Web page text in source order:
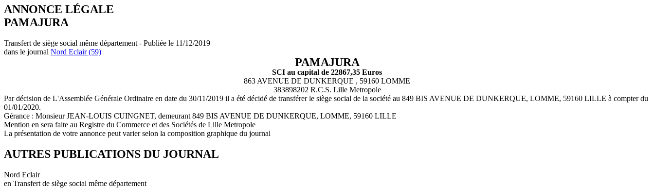
ANNONCE LÉGALE
PAMAJURA
Transfert de siège social même département - Publiée le 11/12/2019
dans le journal Nord Eclair (59)
PAMAJURA
SCI au capital de 22867,35 Euros
863 AVENUE DE DUNKERQUE , 59160 LOMME
383898202 R.C.S. Lille Metropole
Par décision de L'Assemblée Générale Ordinaire en date du 30/11/2019 il a été décidé de transférer le siège social de la société au 849 BIS AVENUE DE DUNKERQUE, LOMME, 59160 LILLE à compter du
01/01/2020.
Gérance : Monsieur JEAN-LOUIS CUINGNET, demeurant 849 BIS AVENUE DE DUNKERQUE, LOMME, 59160 LILLE
Mention en sera faite au Registre du Commerce et des Sociétés de Lille Metropole
La présentation de votre annonce peut varier selon la composition graphique du journal
AUTRES PUBLICATIONS DU JOURNAL
Nord Eclair
en Transfert de siège social même département